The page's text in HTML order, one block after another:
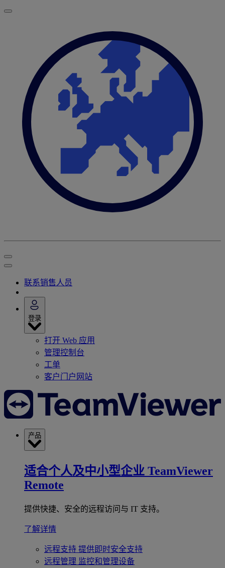
联系销售人员
登录
打开 Web 应用
管理控制台
工单
客户门户网站
产品
适合个人及中小型企业 TeamViewer
Remote
提供快捷、安全的远程访问与 IT 支持。
了解详情
远程支持 提供即时安全支持
远程管理 监控和管理设备